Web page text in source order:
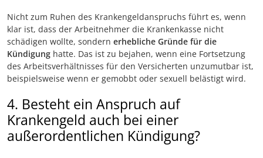
Nicht zum Ruhen des Krankengeldanspruchs führt es, wenn
klar ist, dass der Arbeitnehmer die Krankenkasse nicht
schädigen wollte, sondern erhebliche Gründe für die
Kündigung hatte. Das ist zu bejahen, wenn eine Fortsetzung
des Arbeitsverhältnisses für den Versicherten unzumutbar ist,
beispielsweise wenn er gemobbt oder sexuell belästigt wird.
4. Besteht ein Anspruch auf
Krankengeld auch bei einer
außerordentlichen Kündigung?